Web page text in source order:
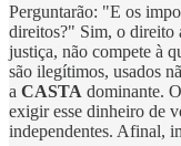
Perguntarão: "E os
direitos?" Sim, o direito
justiça, não compete à
são ilegítimos, usados
a CASTA dominante.
exigir esse dinheiro de
independentes. Afinal,